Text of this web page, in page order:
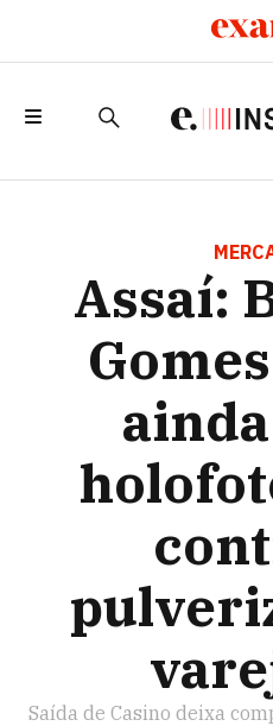
MAIS HOLOFOTES
PULVERIZADO DA
Assaí:
Saída de Casino deixa